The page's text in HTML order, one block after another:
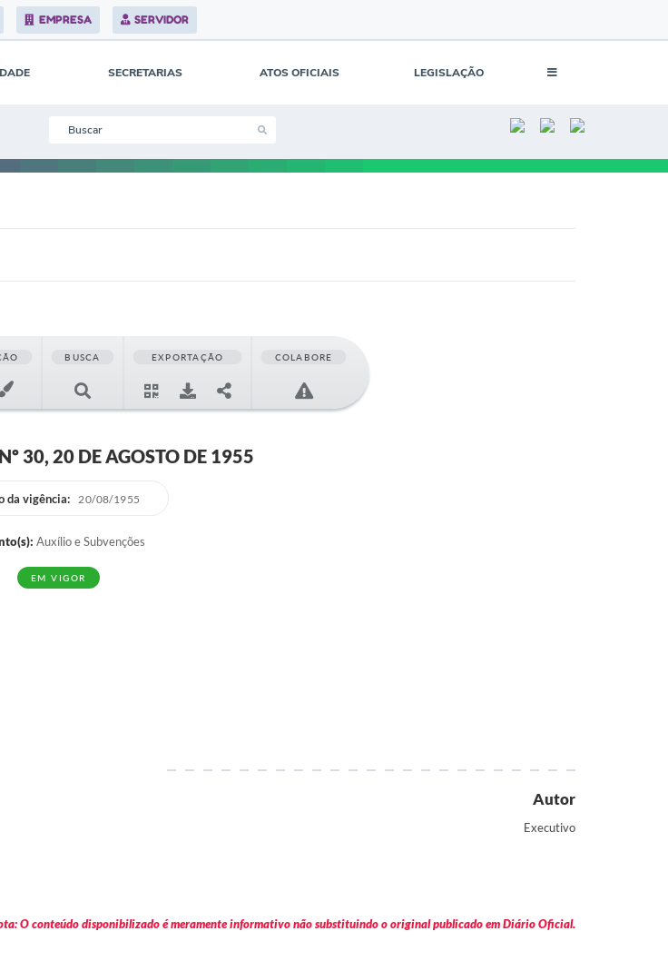
EMPRESA SERVIDOR
SECRETARIAS ATOS OFICIAIS LEGISLAÇÃO
BUSCA EXPORTAÇÃO COLABORE
30, 20 DE AGOSTO DE 1955
da vigência: 20/08/1955
Auxílio e Subvenções
EM VIGOR
Autor
Executivo
O conteúdo disponibilizado é meramente informativo não substituindo o original publicado em Diário Oficial.